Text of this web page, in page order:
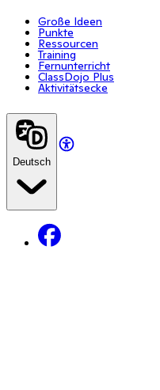
Große Ideen
Punkte
Ressourcen
Training
Fernunterricht
ClassDojo Plus
Aktivitätsecke
Deutsch
Facebook